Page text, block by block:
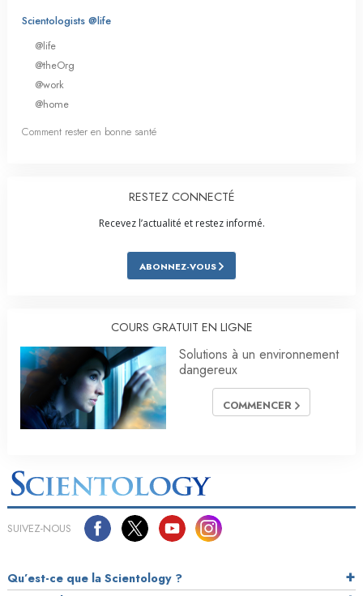
Scientologists @life
@life
@theOrg
@work
@home
Comment rester en bonne santé
RESTEZ CONNECTÉ
Recevez l’actualité et restez informé.
ABONNEZ-VOUS
COURS GRATUIT EN LIGNE
Solutions à un environnement
dangereux
COMMENCER
SUIVEZ-NOUS
Qu’est-ce que la Scientology ?